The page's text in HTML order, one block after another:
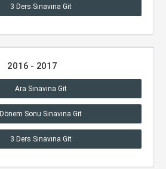
3 Ders Sınavına Git
2016 - 2017
Ara Sınavına Git
Dönem Sonu Sınavına Git
3 Ders Sınavına Git